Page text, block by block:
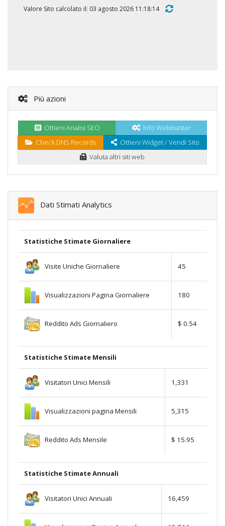
Valore Sito calcolato il: 03 agosto 2026 11:18:14
Più azioni
Ottieni Analisi SEO
Info Webmaster
Check DNS Records
Ottieni Widget / Vendi Sito
Valuta altri siti web
Dati Stimati Analytics
Statistiche Stimate Giornaliere
Visite Uniche Giornaliere 45
Visualizzazioni Pagina Giornaliere 180
Reddito Ads Giornaliero $ 0.54
Statistiche Stimate Mensili
Visitatori Unici Mensili 1,331
Visualizzazioni pagina Mensili 5,315
Reddito Ads Mensile $ 15.95
Statistiche Stimate Annuali
Visitatori Unici Annuali 16,459